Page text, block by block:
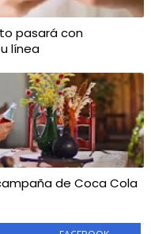
pasará con
línea
de Coca Cola